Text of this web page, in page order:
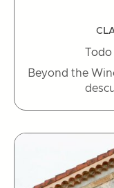
Beyond the